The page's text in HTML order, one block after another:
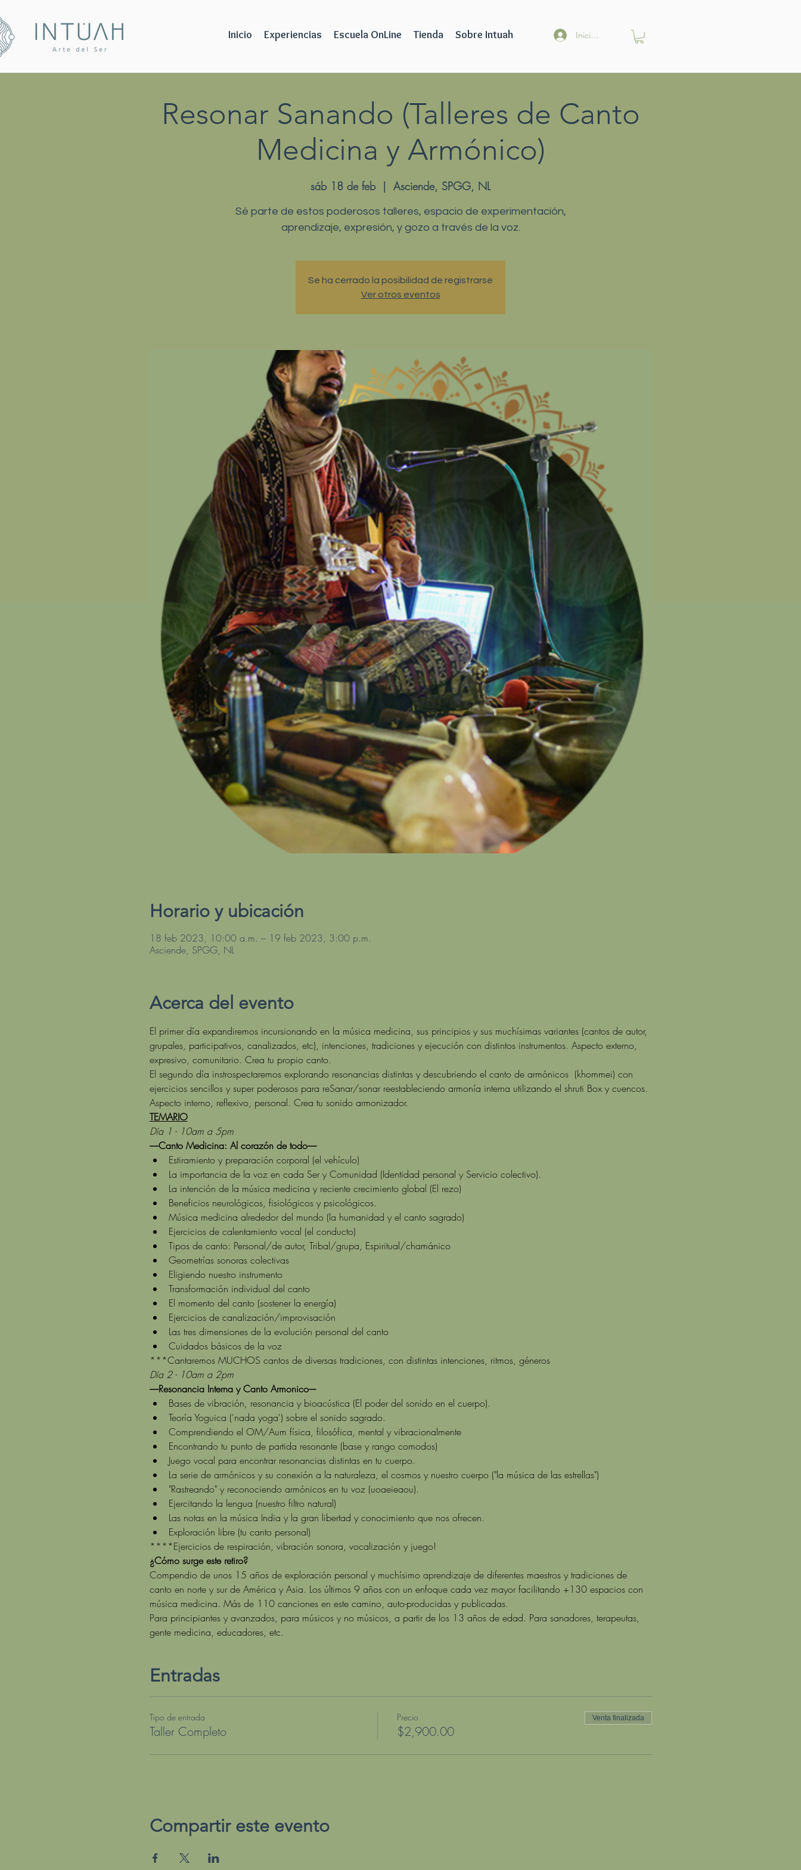
Inicio Experiencias Escuela OnLine Tienda Sobre Intuah Iniciar sesión
Resonar Sanando (Talleres de Canto
Medicina y Armónico)
sáb 18 de feb
  |
Asciende, SPGG, NL
Sé parte de estos poderosos talleres, espacio de experimentación,
aprendizaje, expresión, y gozo a través de la voz.
Se ha cerrado la posibilidad de registrarse
Ver otros eventos
Horario y ubicación
18 feb 2023, 10:00 a.m. – 19 feb 2023, 3:00 p.m.
Asciende, SPGG, NL
Acerca del evento
El primer día expandiremos incursionando en la música medicina, sus principios y sus muchísimas variantes (cantos de autor,
grupales, participativos, canalizados, etc), intenciones, tradiciones y ejecución con distintos instrumentos. Aspecto externo,
expresivo, comunitario. Crea tu propio canto.
El segundo día instrospectaremos explorando resonancias distintas y descubriendo el canto de armónicos  (khommei) con
ejercicios sencillos y super poderosos para reSanar/sonar reestableciendo armonía interna utilizando el shruti Box y cuencos.
Aspecto interno, reflexivo, personal. Crea tu sonido armonizador.
TEMARIO
Día 1 - 10am a 5pm
-----Canto Medicina: Al corazón de todo-----
Estiramiento y preparación corporal (el vehículo)
La importancia de la voz en cada Ser y Comunidad (Identidad personal y Servicio colectivo).
La intención de la música medicina y reciente crecimiento global (El rezo)
Beneficios neurológicos, fisiológicos y psicológicos.
Música medicina alrededor del mundo (la humanidad y el canto sagrado)
Ejercicios de calentamiento vocal (el conducto)
Tipos de canto: Personal/de autor, Tribal/grupa, Espiritual/chamánico
Geometrías sonoras colectivas
Eligiendo nuestro instrumento
Transformación individual del canto
El momento del canto (sostener la energía)
Ejercicios de canalización/improvisación
Las tres dimensiones de la evolución personal del canto
Cuidados básicos de la voz
***Cantaremos MUCHOS cantos de diversas tradiciones, con distintas intenciones, ritmos, géneros
Día 2 - 10am a 2pm
-----Resonancia Interna y Canto Armonico----
Bases de vibración, resonancia y bioacústica (El poder del sonido en el cuerpo).
Teoría Yoguica ('nada yoga') sobre el sonido sagrado.
Comprendiendo el OM/Aum física, filosófica, mental y vibracionalmente
Encontrando tu punto de partida resonante (base y rango comodos)
Juego vocal para encontrar resonancias distintas en tu cuerpo.
La serie de armónicos y su conexión a la naturaleza, el cosmos y nuestro cuerpo ("la música de las estrellas")
"Rastreando" y reconociendo armónicos en tu voz (uoaeieaou).
Ejercitando la lengua (nuestro filtro natural)
Las notas en la música India y la gran libertad y conocimiento que nos ofrecen.
Exploración libre (tu canto personal)
****Ejercicios de respiración, vibración sonora, vocalización y juego!
¿Cómo surge este retiro?
Compendio de unos 15 años de exploración personal y muchísimo aprendizaje de diferentes maestros y tradiciones de
canto en norte y sur de América y Asia. Los últimos 9 años con un enfoque cada vez mayor facilitando +130 espacios con
música medicina. Más de 110 canciones en este camino, auto-producidas y publicadas.
Para principiantes y avanzados, para músicos y no músicos, a partir de los 13 años de edad. Para sanadores, terapeutas,
gente medicina, educadores, etc.
Entradas
Tipo de entrada
Taller Completo
Precio
$2,900.00
Venta finalizada
Compartir este evento